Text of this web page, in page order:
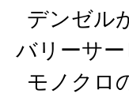
デンゼル
バリーサー
モノクロ